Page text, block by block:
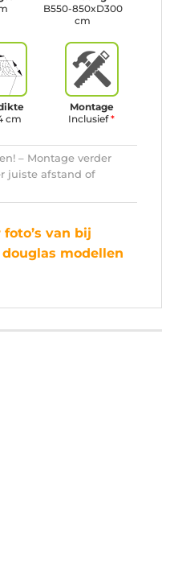
B550-850xD300
cm
cm
Montage
Inclusief*
– Montage verder
juiste afstand of
van bij
modellen